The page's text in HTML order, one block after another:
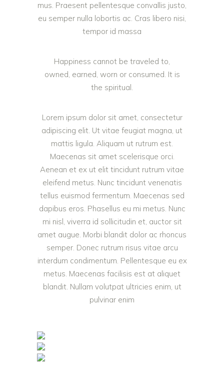
mus. Praesent pellentesque convallis justo,
eu semper nulla lobortis ac. Cras libero nisi,
tempor id massa
Happiness cannot be traveled to,
owned, earned, worn or consumed. It is
the spiritual.
Lorem ipsum dolor sit amet, consectetur
adipiscing elit. Ut vitae feugiat magna, ut
mattis ligula. Aliquam ut rutrum est.
Maecenas sit amet scelerisque orci.
Aenean et ex ut elit tincidunt rutrum vitae
eleifend metus. Nunc tincidunt venenatis
tellus euismod fermentum. Maecenas sed
dapibus eros. Phasellus eu mi metus. Nunc
mi nisl, viverra id sollicitudin et, auctor sit
amet augue. Morbi blandit dolor ac rhoncus
semper. Donec rutrum risus vitae arcu
interdum condimentum. Pellentesque eu ex
metus. Maecenas facilisis est at aliquet
blandit. Nullam volutpat ultricies enim, ut
pulvinar enim